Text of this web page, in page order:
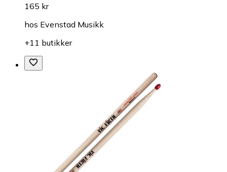
165 kr
hos Evenstad Musikk
+11 butikker